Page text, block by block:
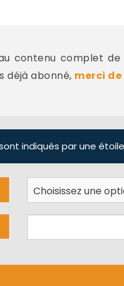
contenu complet de
déjà abonné, merci
indiqués par une